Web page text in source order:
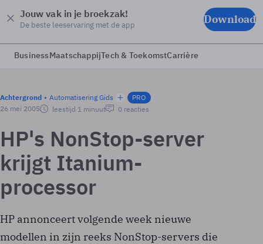
Jouw vak in je broekzak!
De beste leeservaring met de app Download
BusinessMaatschappijTech & ToekomstCarrière
Achtergrond Automatisering Gids
PRO
26 mei 2005
leestijd 1 minuut 0 reacties
HP's NonStop-server
krijgt Itanium-
processor
HP annonceert volgende week nieuwe
modellen in zijn reeks NonStop-servers die